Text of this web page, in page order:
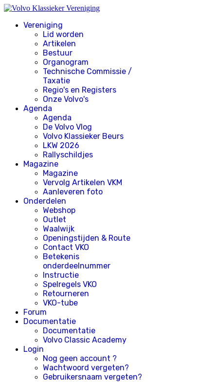
Vereniging
Lid worden
Artikelen
Bestuur
Organogram
Technische Commissie /
Taxatie
Regio's en Registers
Onze Volvo's
Agenda
Agenda
De Volvo Vlog
Volvo Klassieker Beurs
LKW 2026
Rallyschildjes
Magazine
Magazine
Vervolg Artikelen VKM
Aanleveren foto
Onderdelen
Webshop
Outlet
Waalwijk
Openingstijden & Route
Contact VKO
Betekenis
onderdeelnummer
Instructie
Spelregels VKO
Retourneren
VKO-tube
Forum
Documentatie
Documentatie
Volvo Classic Academy
Login
Nog geen account ?
Wachtwoord vergeten?
Gebruikersnaam vergeten?